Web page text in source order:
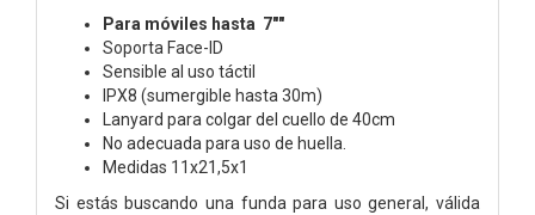
Para móviles hasta 7""
Soporta Face-ID
Sensible al uso táctil
IPX8 (sumergible hasta 30m)
Lanyard para colgar del cuello de 40cm
No adecuada para uso de huella.
Medidas 11x21,5x1
Si estás buscando una funda para uso general, válida